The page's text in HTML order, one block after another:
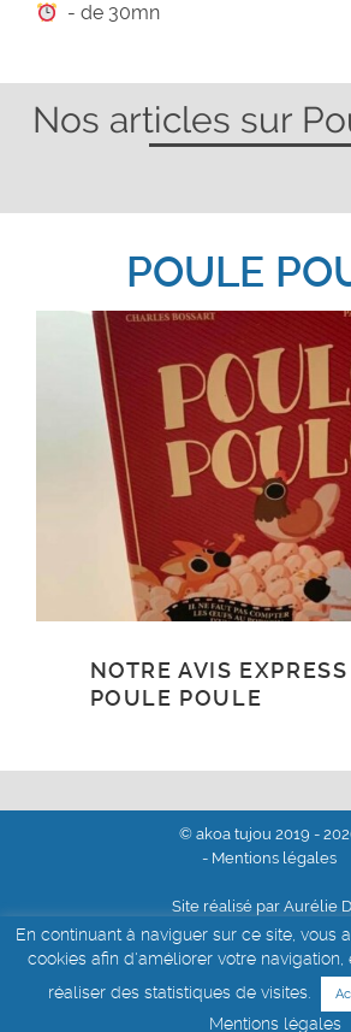
- de 30mn
Nos articles sur
POULE
NOTRE AVIS
POULE POULE
© akoa tujou 2019 -
- Mentions légales
Site réalisé par Aurélie
En continuant à naviguer sur ce site, vous
cookies afin d'améliorer votre
réaliser des statistiques de visites.
Mentions légales